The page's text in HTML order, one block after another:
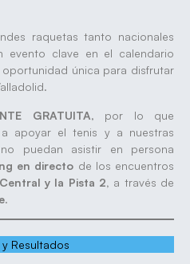
raquetas tanto nacionales
evento clave en el calendario
única para disfrutar
GRATUITA, por lo que
apoyar el tenis y a nuestras
puedan asistir en persona
en directo de los encuentros
y la Pista 2, a través de
.
Resultados